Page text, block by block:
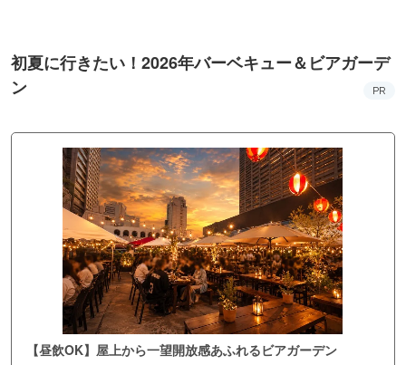
初夏に行きたい！2026年バーベキュー＆ビアガーデ
ン
PR
【昼飲OK】屋上から一望開放感あふれるビアガーデン